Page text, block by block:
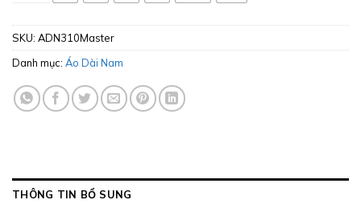
SKU: ADN310Master
Danh mục: Áo Dài Nam
THÔNG TIN BỔ SUNG